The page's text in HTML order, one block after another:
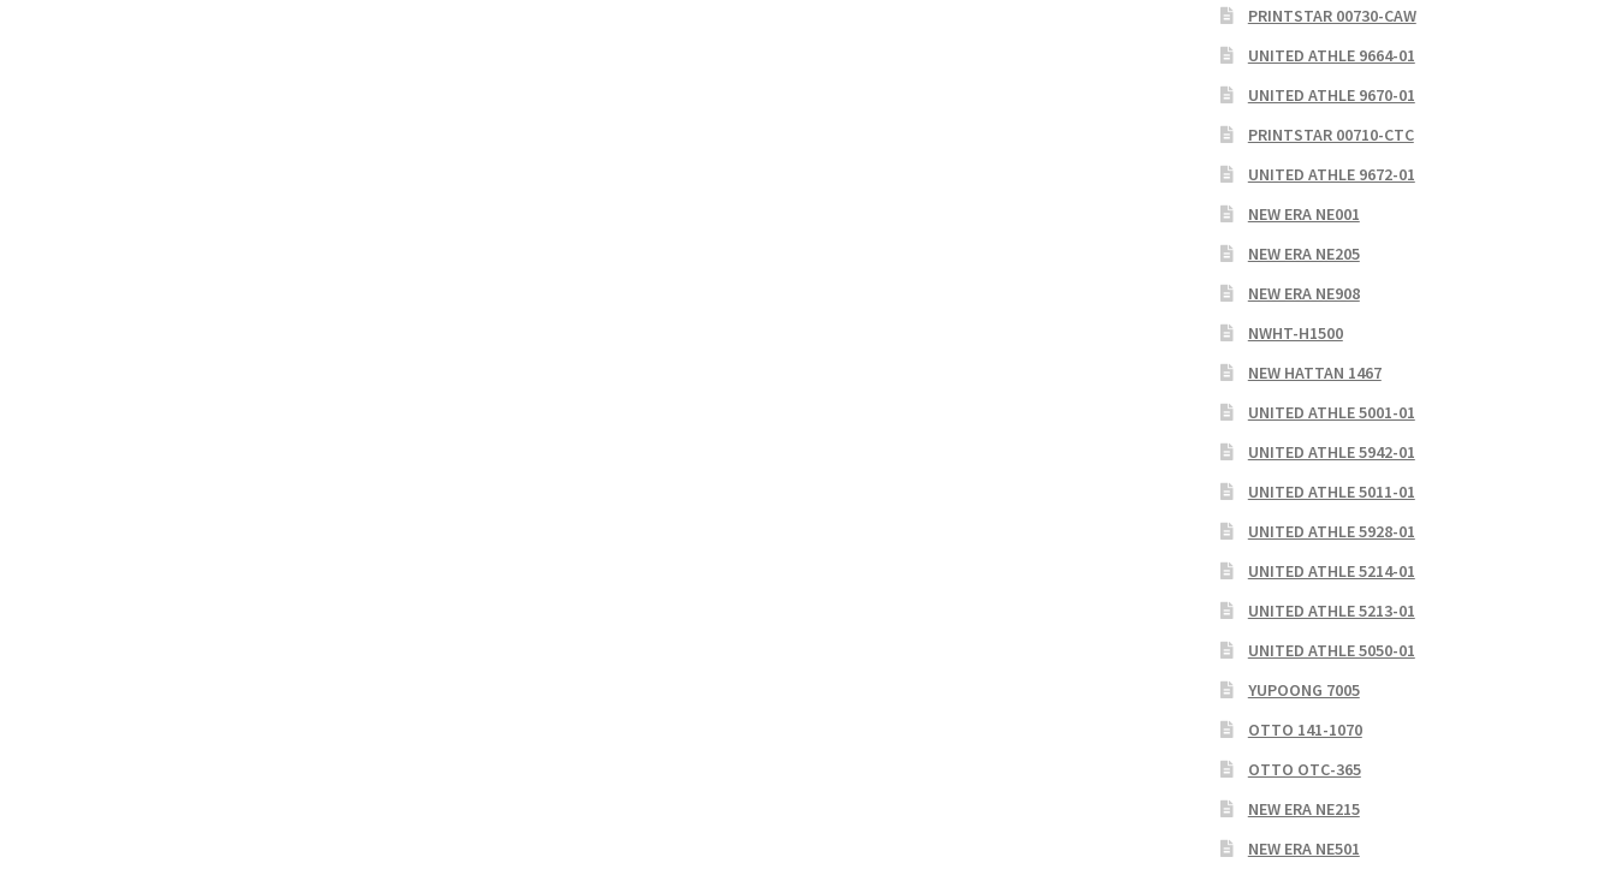
PRINTSTAR 00730-CAW
UNITED ATHLE 9664-01
UNITED ATHLE 9670-01
PRINTSTAR 00710-CTC
UNITED ATHLE 9672-01
NEW ERA NE001
NEW ERA NE205
NEW ERA NE908
NWHT-H1500
NEW HATTAN 1467
UNITED ATHLE 5001-01
UNITED ATHLE 5942-01
UNITED ATHLE 5011-01
UNITED ATHLE 5928-01
UNITED ATHLE 5214-01
UNITED ATHLE 5213-01
UNITED ATHLE 5050-01
YUPOONG 7005
OTTO 141-1070
OTTO OTC-365
NEW ERA NE215
NEW ERA NE501